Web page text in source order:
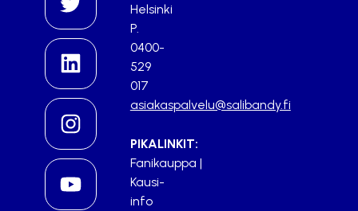
Helsinki
P.
0400-
529
017
asiakaspalvelu@salibandy.fi
PIKALINKIT:
Fanikauppa |
Kausi-
info